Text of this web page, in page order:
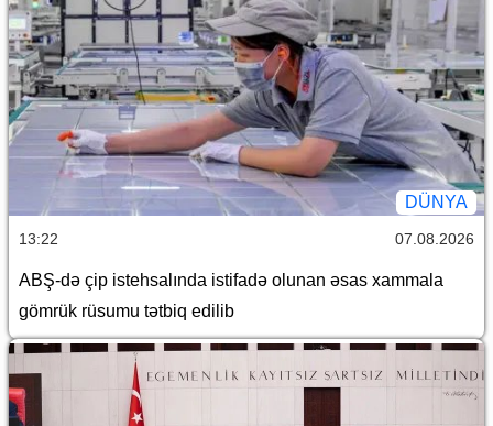
DÜNYA
13:22 07.08.2026
ABŞ-də çip istehsalında istifadə olunan əsas xammala
gömrük rüsumu tətbiq edilib